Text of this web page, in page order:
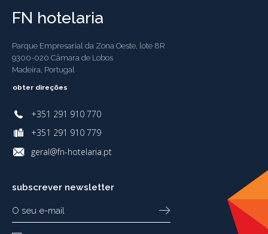
FN hotelaria
Parque Empresarial da Zona Oeste, lote 8R
9300-020 Câmara de Lobos
Madeira, Portugal
obter direções
+351 291 910 770
+351 291 910 779
geral@fn-hotelaria.pt
subscrever newsletter